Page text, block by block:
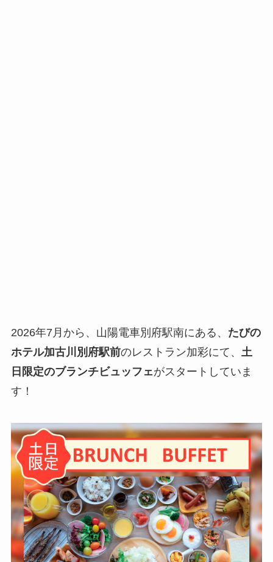
2026年7月から、山陽電車別府駅南にある、 たびの
ホテル加古川別府駅前のレストラン加彩にて、 土
日限定のブランチビュッフェがスタートしていま
す！